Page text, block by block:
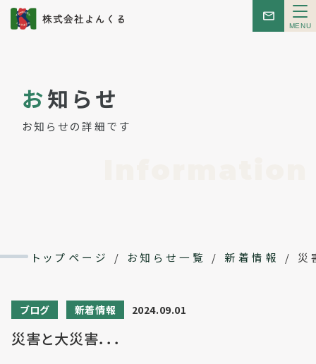
メ
ニ
会社概要
お知らせ
お知らせの詳細です
トップページ / お知らせ一覧 / 新着情報 / 災
ブログ 新着情報 2024.09.01
災害と大災害．．．